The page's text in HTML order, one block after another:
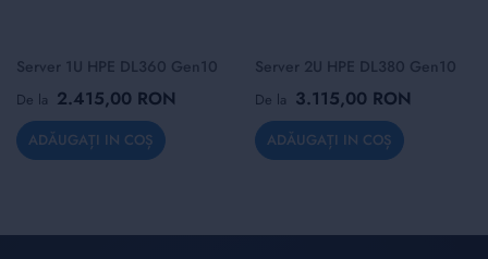
Server 1U HPE DL360 Gen10
De la 2.415,00 RON
ADĂUGAȚI IN COȘ
Server 2U HPE DL380 Gen10
De la 3.115,00 RON
ADĂUGAȚI IN COȘ